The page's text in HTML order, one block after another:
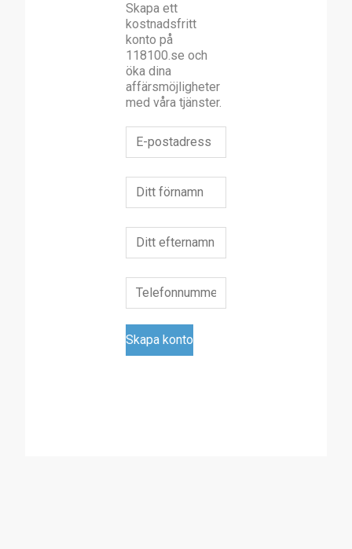
Skapa ett
kostnadsfritt
konto på
118100.se och
öka dina
affärsmöjligheter
med våra tjänster.